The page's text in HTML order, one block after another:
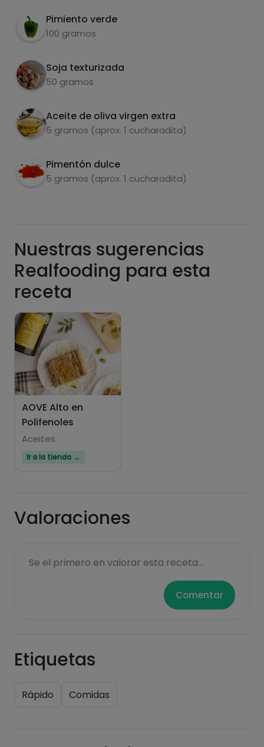
Pimiento verde
100 gramos
Soja texturizada
50 gramos
Aceite de oliva virgen extra
5 gramos (aprox. 1 cucharadita)
Pimentón dulce
5 gramos (aprox. 1 cucharadita)
Carbohidratos
Grasas
Azúcares
Grasas
Hazte PLUS para ver la información nutricional
de las recetas, y desbloquear muchas más
funcionalidades PLUS.
Pásate al PLUS
Nuestras sugerencias
Realfooding para esta
receta
AOVE Alto en
Polifenoles
Aceites
Ir a la tienda →
Valoraciones
Se el primero en valorar esta receta...
Comentar
Etiquetas
Rápido Comidas